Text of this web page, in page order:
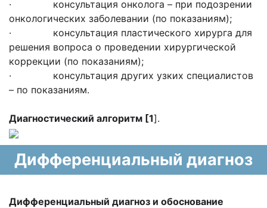
· консультация онколога – при подозрении
онкологических заболевании (по показаниям);
· консультация пластического хирурга для
решения вопроса о проведении хирургической
коррекции (по показаниям);
· консультация других узких специалистов
– по показаниям.
Диагностический алгоритм [1].
Дифференциальный диагноз
Дифференциальный диагноз и обоснование